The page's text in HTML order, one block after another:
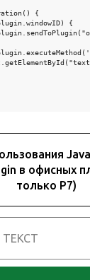
{
{
в офисных
только Р7)